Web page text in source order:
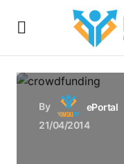
By
ePortal
21/04/2014